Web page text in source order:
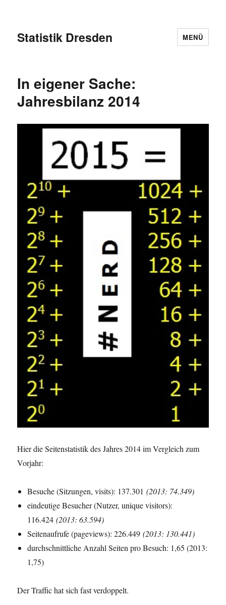
Statistik Dresden MENÜ
In eigener Sache:
Jahresbilanz 2014
Hier die Seitenstatistik des Jahres 2014 im Vergleich zum
Vorjahr:
Besuche (Sitzungen, visits): 137.301(2013: 74.349)
eindeutige Besucher (Nutzer, unique visitors):
116.424(2013: 63.594)
Seitenaufrufe (pageviews): 226.449(2013: 130.441)
durchschnittliche Anzahl Seiten pro Besuch: 1,65 (2013:
1,75)
Der Traffic hat sich fast verdoppelt.